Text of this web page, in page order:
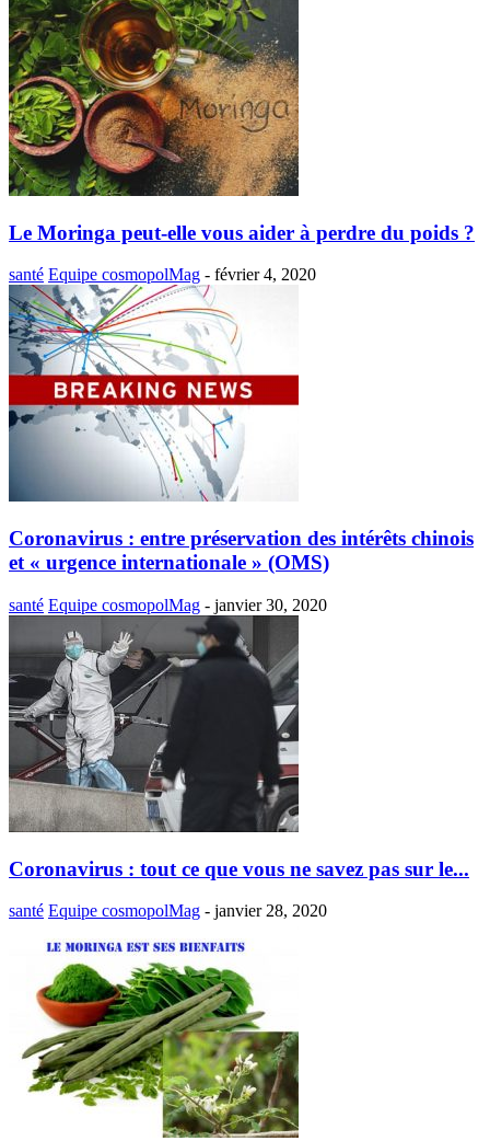
Le Moringa peut-elle vous aider à perdre du poids ?
santé Equipe cosmopolMag - février 4, 2020
Coronavirus : entre préservation des intérêts chinois
et « urgence internationale » (OMS)
santé Equipe cosmopolMag - janvier 30, 2020
Coronavirus : tout ce que vous ne savez pas sur le...
santé Equipe cosmopolMag - janvier 28, 2020